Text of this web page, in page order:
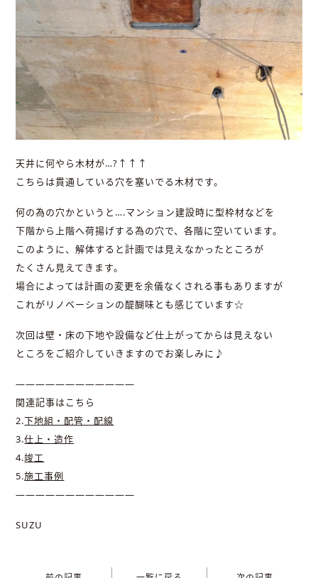
天井に何やら木材が…?↑↑↑
こちらは貫通している穴を塞いでる木材です。
何の為の穴かというと….マンション建設時に型枠材などを
下階から上階へ荷揚げする為の穴で、各階に空いています。
このように、解体すると計画では見えなかったところが
たくさん見えてきます。
場合によっては計画の変更を余儀なくされる事もありますが
これがリノベーションの醍醐味とも感じています☆
次回は壁・床の下地や設備など仕上がってからは見えない
ところをご紹介していきますのでお楽しみに♪
————————————
関連記事はこちら
2.下地組・配管・配線
3.仕上・造作
4.竣工
5.施工事例
————————————
SUZU